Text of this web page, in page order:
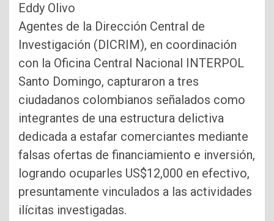
Eddy Olivo
Agentes de la Dirección Central de
Investigación (DICRIM), en coordinación
con la Oficina Central Nacional INTERPOL
Santo Domingo, capturaron a tres
ciudadanos colombianos señalados como
integrantes de una estructura delictiva
dedicada a estafar comerciantes mediante
falsas ofertas de financiamiento e inversión,
logrando ocuparles US$12,000 en efectivo,
presuntamente vinculados a las actividades
ilícitas investigadas.